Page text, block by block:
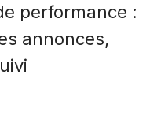
performance :
annonces,